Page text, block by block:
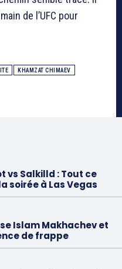
de l’UFC pour
KHAMZAT CHIMAEV
vs Salkilld : Tout ce
soirée à Las Vegas
Islam Makhachev et
de frappe